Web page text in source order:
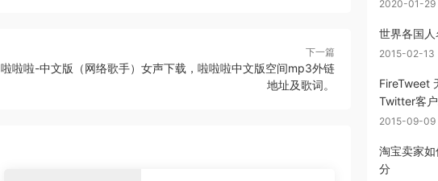
下一篇
啦啦啦-中文版（网络歌手）女声下载，啦啦啦中文版空间mp3外链
地址及歌词。
2020-01-29
世界各国
2015-02-13
FireTweet
Twitter客户
2015-09-09
淘宝卖家
分